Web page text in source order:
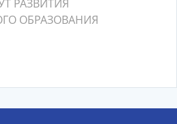
РАЗВИТИЯ
ОБРАЗОВАНИЯ